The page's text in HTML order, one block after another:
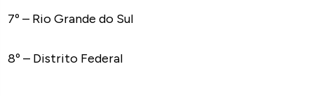
7º – Rio Grande do Sul
8º – Distrito Federal